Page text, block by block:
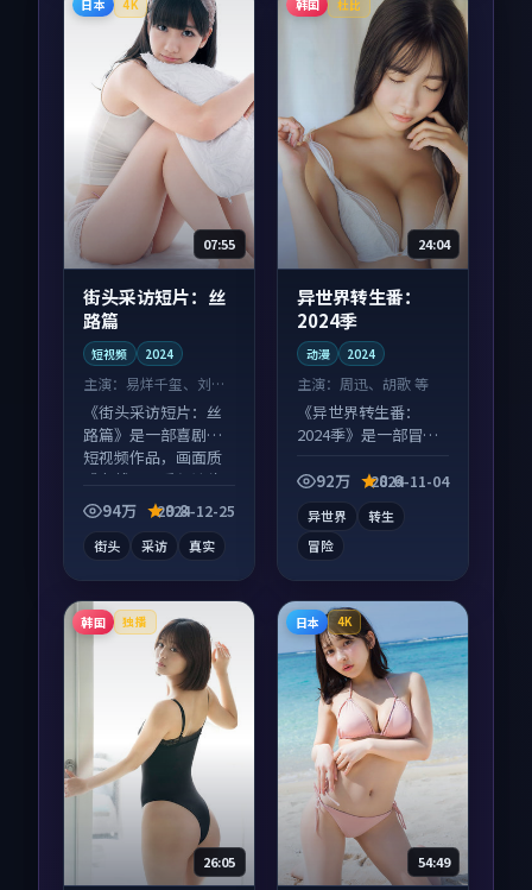
日本 4K
07:55
街头采访短片：丝
路篇
短视频 2024
主演： 易烊千玺、刘亦
菲 等
《街头采访短片：丝
路篇》是一部喜剧向
短视频作品，画面质
感在线，配乐与镜头
配合度高。
94万 9.8
2024-12-25
街头 采访 真实
韩国 杜比
24:04
异世界转生番：
2024季
动漫 2024
主演： 周迅、胡歌 等
《异世界转生番：
2024季》是一部冒险
素齐全，观感爽快不
92万 8.6
2024-11-04
异世界
转生
冒险
韩国 独播
26:05
日本 4K
54:49